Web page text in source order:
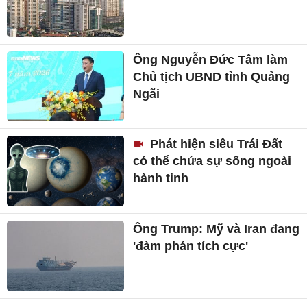
Ông Nguyễn Đức Tâm làm
Chủ tịch UBND tỉnh Quảng
Ngãi
Phát hiện siêu Trái Đất
có thể chứa sự sống ngoài
hành tinh
Ông Trump: Mỹ và Iran đang
'đàm phán tích cực'